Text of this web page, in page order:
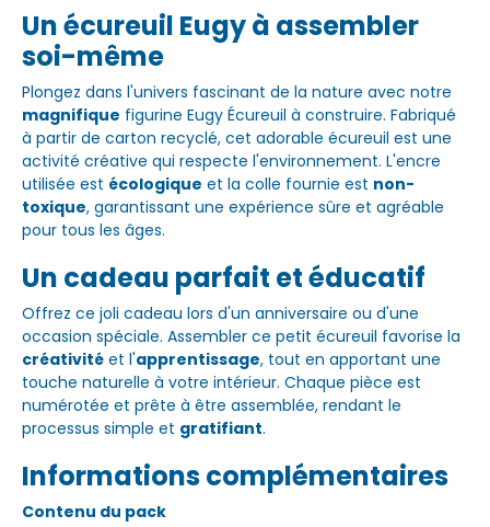
Un écureuil Eugy à assembler
soi-même
Plongez dans l'univers fascinant de la nature avec notre
magnifique figurine Eugy Écureuil à construire. Fabriqué
à partir de carton recyclé, cet adorable écureuil est une
activité créative qui respecte l'environnement. L'encre
utilisée est écologique et la colle fournie est non-
toxique, garantissant une expérience sûre et agréable
pour tous les âges.
Un cadeau parfait et éducatif
Offrez ce joli cadeau lors d'un anniversaire ou d'une
occasion spéciale. Assembler ce petit écureuil favorise la
créativité et l'apprentissage, tout en apportant une
touche naturelle à votre intérieur. Chaque pièce est
numérotée et prête à être assemblée, rendant le
processus simple et gratifiant.
Informations complémentaires
Contenu du pack